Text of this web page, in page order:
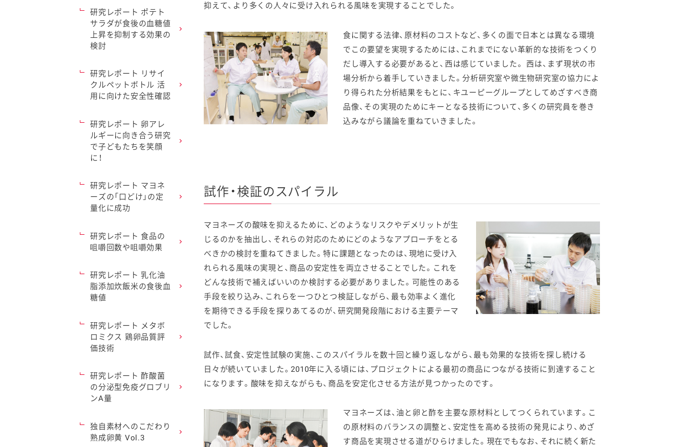
抑えて、より多くの人々に受け入れられる風味を実現することでした。
食に関する法律、原材料のコストなど、多くの面で日本とは異なる環境
でこの要望を実現するためには、これまでにない革新的な技術をつくり
だし導入する必要があると、西は感じていました。 西は、まず現状の市
場分析から着手していきました。分析研究室や微生物研究室の協力によ
り得られた分析結果をもとに、キユーピーグループとしてめざすべき商
品像、その実現のためにキーとなる技術について、多くの研究員を巻き
込みながら議論を重ねていきました。
試作・検証のスパイラル
マヨネーズの酸味を抑えるために、どのようなリスクやデメリットが生
じるのかを抽出し、それらの対応のためにどのようなアプローチをとる
べきかの検討を重ねてきました。特に課題となったのは、現地に受け入
れられる風味の実現と、商品の安定性を両立させることでした。これを
どんな技術で補えばいいのか検討する必要がありました。可能性のある
手段を絞り込み、これらを一つひとつ検証しながら、最も効率よく進化
を期待できる手段を探りあてるのが、研究開発段階における主要テーマ
でした。
試作、試食、安定性試験の実施、このスパイラルを数十回と繰り返しながら、最も効果的な技術を探し続ける
日々が続いていました。2010年に入る頃には、プロジェクトによる最初の商品につながる技術に到達すること
になります。酸味を抑えながらも、商品を安定化させる方法が見つかったのです。
マヨネーズは、油と卵と酢を主要な原材料としてつくられています。こ
の原材料のバランスの調整と、安定性を高める技術の発見により、めざ
す商品を実現させる道がひらけました。現在でもなお、それに続く新た
研究レポート ポテト
サラダが食後の血糖値
上昇を抑制する効果の
検討
研究レポート リサイ
クルペットボトル 活
用に向けた安全性確認
研究レポート 卵アレ
ルギーに向き合う研究
で子どもたちを笑顔
に！
研究レポート マヨネ
ーズの「口どけ」の定
量化に成功
研究レポート 食品の
咀嚼回数や咀嚼効果
研究レポート 乳化油
脂添加炊飯米の食後血
糖値
研究レポート メタボ
ロミクス 鶏卵品質評
価技術
研究レポート 酢酸菌
の分泌型免疫グロブリ
ンA量
独自素材へのこだわり
熟成卵黄 Vol.3